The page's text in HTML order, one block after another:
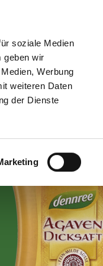
soziale Medien
geben wir
Werbung
weiteren Daten
der Dienste
ernähren